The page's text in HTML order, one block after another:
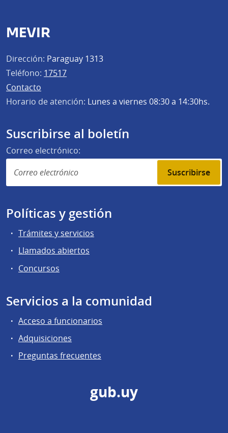
MEVIR
Dirección: Paraguay 1313
Teléfono: 17517
Contacto
Horario de atención: Lunes a viernes 08:30 a 14:30hs.
Suscribirse al boletín
Correo electrónico:
Suscribirse
Políticas y gestión
Trámites y servicios
Llamados abiertos
Concursos
Servicios a la comunidad
Acceso a funcionarios
Adquisiciones
Preguntas frecuentes
gub.uy